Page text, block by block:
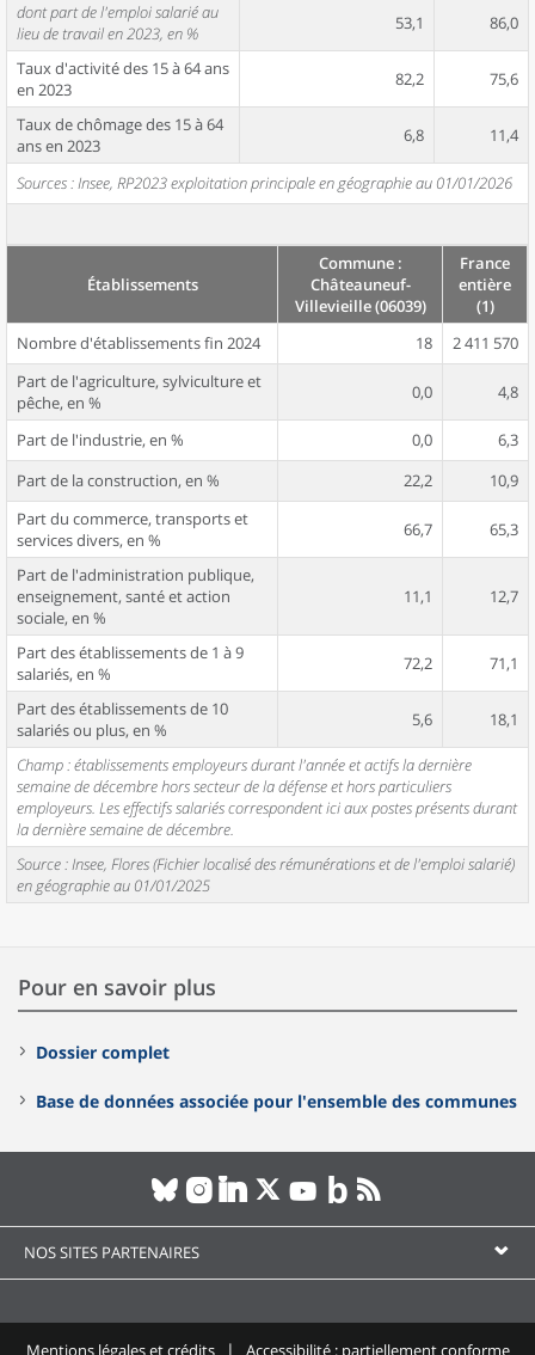
dont part de l'emploi salarié au
lieu de travail en 2023, en %
53,1 86,0
Taux d'activité des 15 à 64 ans
en 2023
82,2 75,6
Taux de chômage des 15 à 64
ans en 2023
6,8 11,4
Sources : Insee, RP2023 exploitation principale en géographie au 01/01/2026
Établissements
Commune :
Châteauneuf-
Villevieille (06039)
France
entière
(1)
Nombre d'établissements fin 2024
18
2 411 570
Part de l'agriculture, sylviculture et
pêche, en %
0,0 4,8
Part de l'industrie, en % 0,0
6,3
Part de la construction, en %
22,2
10,9
Part du commerce, transports et
services divers, en %
66,7 65,3
Part de l'administration publique,
enseignement, santé et action
sociale, en %
11,1 12,7
Part des établissements de 1 à 9
salariés, en %
72,2 71,1
Part des établissements de 10
salariés ou plus, en %
5,6 18,1
Champ : établissements employeurs durant l'année et actifs la dernière
semaine de décembre hors secteur de la défense et hors particuliers
employeurs. Les effectifs salariés correspondent ici aux postes présents durant
la dernière semaine de décembre.
Source : Insee, Flores (Fichier localisé des rémunérations et de l'emploi salarié)
en géographie au 01/01/2025
Pour en savoir plus
Dossier complet
Base de données associée pour l'ensemble des communes
NOS SITES PARTENAIRES
Mentions légales et crédits Accessibilité : partiellement conforme